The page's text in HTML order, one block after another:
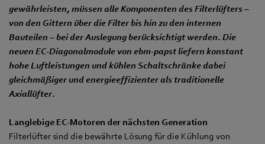
gewährleisten, müssen alle Komponenten des Filterlüfters –
von den Gittern über die Filter bis hin zu den internen
Bauteilen – bei der Auslegung berücksichtigt werden. Die
neuen EC-Diagonalmodule von ebm‑papst liefern konstant
hohe Luftleistungen und kühlen Schaltschränke dabei
gleichmäßiger und energieeffizienter als traditionelle
Axiallüfter.
Langlebige EC-Motoren der nächsten Generation
Filterlüfter sind die bewährte Lösung für die Kühlung von